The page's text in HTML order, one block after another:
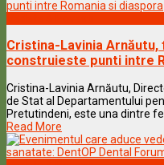
Cristina-Lavinia Arnăutu,
construieste punti intre
Cristina-Lavinia Arnăutu,
de Stat al Departamentului
Pretutindeni, este una dintre
Read More